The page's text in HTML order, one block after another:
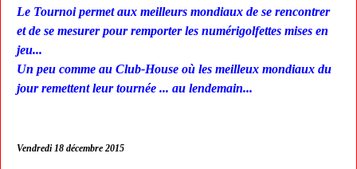
Le Tournoi permet aux meilleurs mondiaux de se rencontrer
et de se mesurer pour remporter les numérigolfettes mises en
jeu...
Un peu comme au Club-House où les meilleux mondiaux du
jour remettent leur tournée ... au lendemain...
Vendredi 18 décembre 2015